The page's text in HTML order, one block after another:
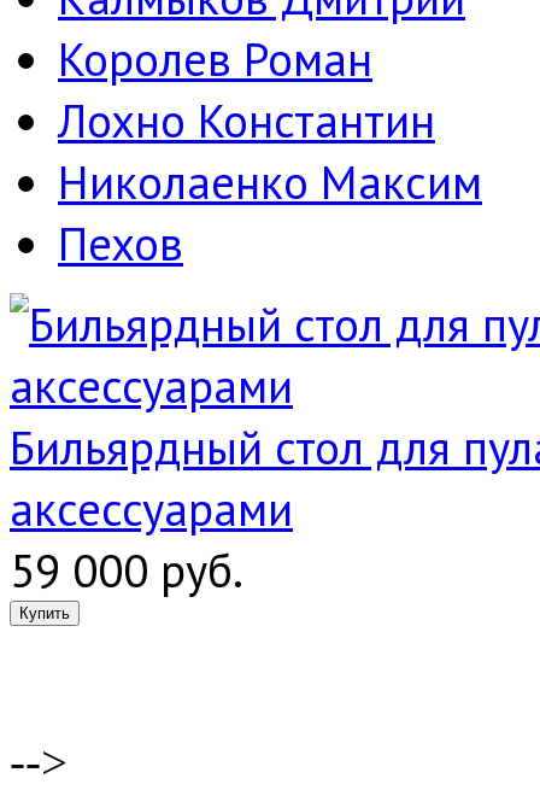
Королев Роман
Лохно Константин
Николаенко Максим
Пехов
Бильярдный стол для
аксессуарами
59 000 руб.
-->